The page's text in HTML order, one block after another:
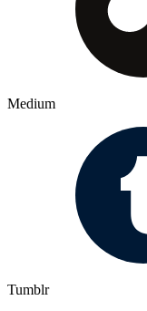
Medium
Tumblr